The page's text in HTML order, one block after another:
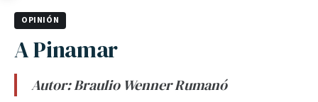
OPINIÓN
A Pinamar
Autor: Braulio Wenner Rumanó